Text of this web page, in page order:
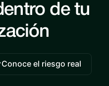
de tu
Conoce el riesgo real